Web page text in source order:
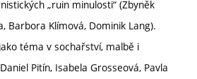
„ruin minulosti“ (Zbyněk
Barbora Klímová, Dominik Lang).
téma v sochařství, malbě i
Pitín, Isabela Grosseová, Pavla